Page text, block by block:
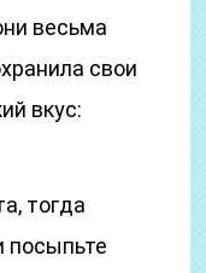
весьма
свои
вкус:
тогда
посыпьте